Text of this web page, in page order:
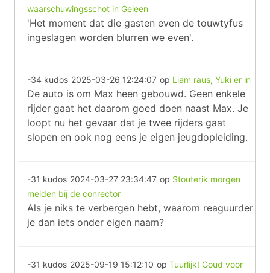
waarschuwingsschot in Geleen
'Het moment dat die gasten even de touwtyfus
ingeslagen worden blurren we even'.
-34 kudos 2025-03-26 12:24:07 op Liam raus, Yuki er in
De auto is om Max heen gebouwd. Geen enkele
rijder gaat het daarom goed doen naast Max. Je
loopt nu het gevaar dat je twee rijders gaat
slopen en ook nog eens je eigen jeugdopleiding.
-31 kudos 2024-03-27 23:34:47 op Stouterik morgen
melden bij de conrector
Als je niks te verbergen hebt, waarom reaguurder
je dan iets onder eigen naam?
-31 kudos 2025-09-19 15:12:10 op Tuurlijk! Goud voor